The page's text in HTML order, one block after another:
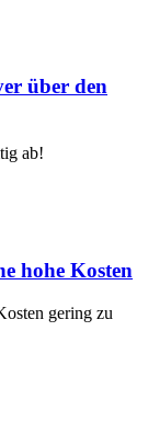
über den
ab!
hohe Kosten
gering zu